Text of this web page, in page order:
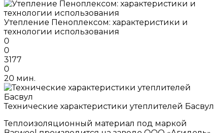
Утепление Пеноплексом: характеристики и
технологии использования
0
0
3177
0
20 мин.
Технические характеристики утеплителей Басвул
Теплоизоляционный материал под маркой